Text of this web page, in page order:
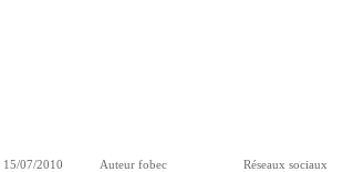
15/07/2010 Auteur fobec Réseaux sociaux